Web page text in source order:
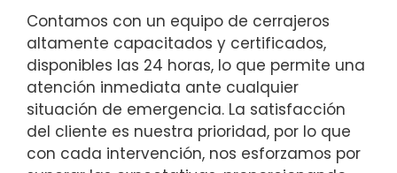
Contamos con un equipo de cerrajeros
altamente capacitados y certificados,
disponibles las 24 horas, lo que permite una
atención inmediata ante cualquier
situación de emergencia. La satisfacción
del cliente es nuestra prioridad, por lo que
con cada intervención, nos esforzamos por